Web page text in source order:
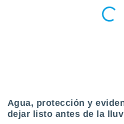
Agua, protección y
dejar listo antes de la